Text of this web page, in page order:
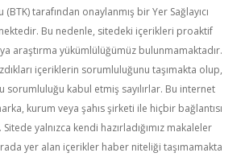
tarafından onaylanmış bir Yer Sağlayıcı
Bu nedenle, sitedeki içerikleri proaktif
araştırma yükümlülüğümüz bulunmamaktadır.
içeriklerin sorumluluğunu taşımakta olup,
sorumluluğu kabul etmiş sayılırlar. Bu internet
kurum veya şahıs şirketi ile hiçbir bağlantısı
yalnızca kendi hazırladığımız makaleler
yer alan içerikler haber niteliği taşımamakta